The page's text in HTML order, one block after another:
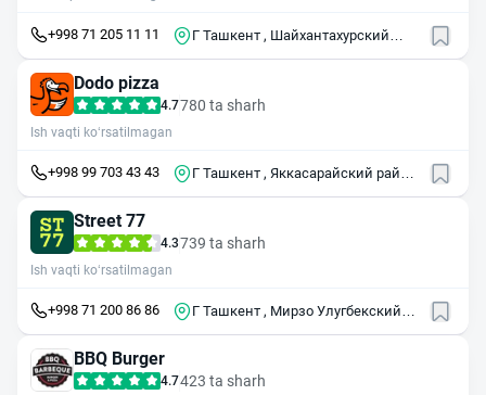
+998 71 205 11 11
Г Ташкент , Шайхантахурский
Dodo pizza
4.7780 ta sharh
Ish vaqti ko‘rsatilmagan
+998 99 703 43 43
Г Ташкент , Яккасарайский район
Street 77
4.3739 ta sharh
Ish vaqti ko‘rsatilmagan
+998 71 200 86 86
Г Ташкент , Мирзо Улугбекский
BBQ Burger
4.7423 ta sharh